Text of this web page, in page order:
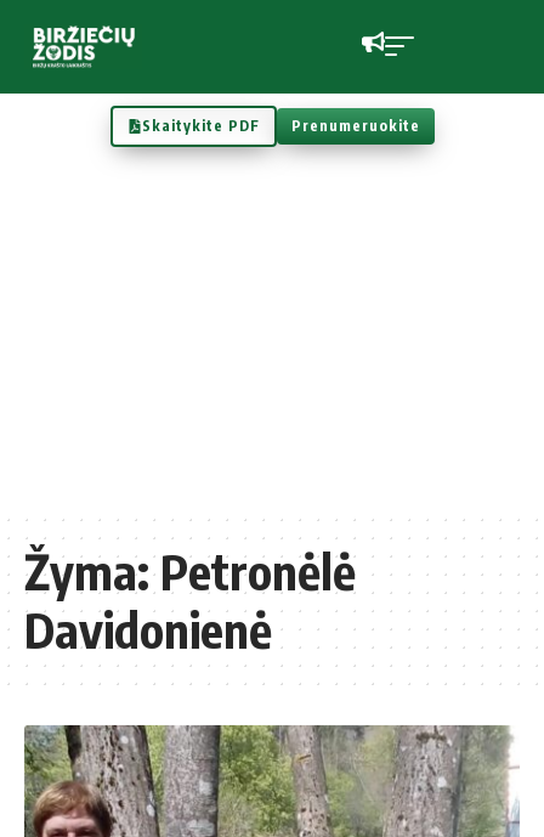
Skaitykite PDF Prenumeruokite
Žyma:Petronėlė
Davidonienė